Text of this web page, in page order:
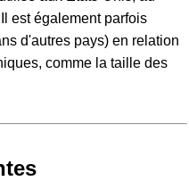
est également parfois
d'autres pays) en relation
comme la taille des